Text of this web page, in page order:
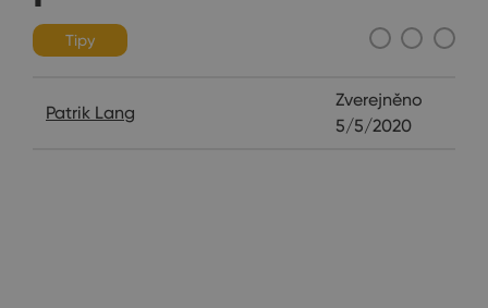
Tipy
Patrik Lang
Zverejněno
5/5/2020